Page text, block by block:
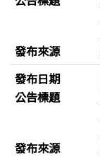
發布來源
發布日期
公告標題
發布來源